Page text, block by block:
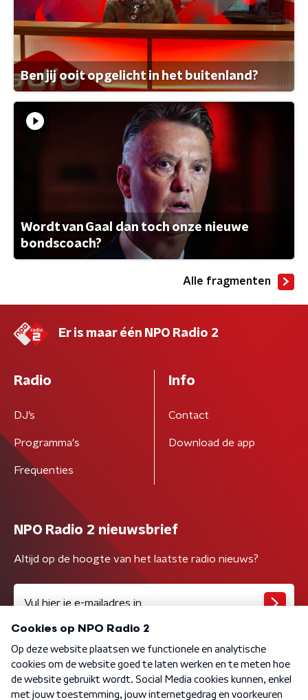
Ben jij ooit opgelicht in het buitenland?
Wordt van Gaal dan toch onze nieuwe
bondscoach?
Alle fragmenten
Er is maar één NPO Radio 2
Radio
DJ’s
Programma's
Frequenties
Info
Contact
Download de app
NPO Radio 2 nieuwsbrief
Altijd op de hoogte van het laatste radio nieuws?
Algemene voorwaarden